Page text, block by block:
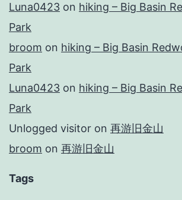
Luna0423 on hiking – Big Basin
Park
broom on hiking – Big Basin
Park
Luna0423 on hiking – Big Basin
Park
Unlogged visitor on 再游旧金山
broom on 再游旧金山
Tags